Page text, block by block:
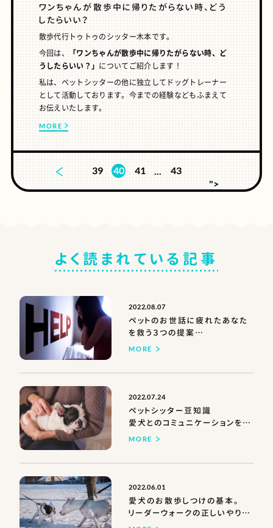
ワンちゃんが散歩中に帰りたがらない時、どう
したらいい？
散歩代行トゥトゥのシッター木本です。
今回は、
「ワンちゃんが散歩中に帰りたがらない時、ど
うしたらいい？」 についてご紹介します！
私は、ペットシッターの他に独立してドッグトレーナー
として活動しております。今までの経験などもふまえて
お伝えいたします。
MORE
39 40 41
43
">
よく読まれている記事
2022.08.07
ペットのお世話に疲れたあなた
を救う３つの提案
【具体的かつ現実的】
MORE
2022.07.24
ペットシッター豆知識
愛犬とのコミュニケーションを円
滑にするコツ
MORE
2022.06.01
愛犬のお散歩しつけの基本。
リーダーウォークの正しいやり方
とは？